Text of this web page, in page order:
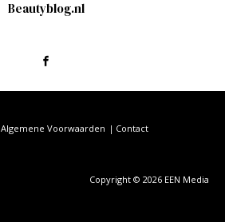
Beautyblog.nl
Copyright © 2026 EEN Media
Algemene Voorwaarden Contact